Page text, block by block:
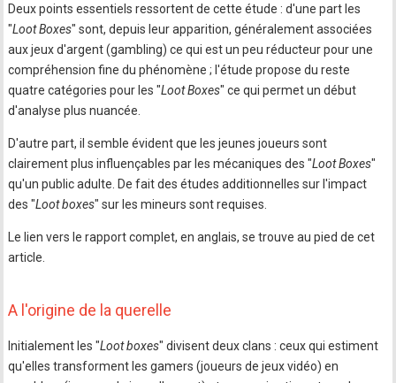
Deux points essentiels ressortent de cette étude : d'une part les
"Loot Boxes" sont, depuis leur apparition, généralement associées
aux jeux d'argent (gambling) ce qui est un peu réducteur pour une
compréhension fine du phénomène ; l'étude propose du reste
quatre catégories pour les "Loot Boxes" ce qui permet un début
d'analyse plus nuancée.
D'autre part, il semble évident que les jeunes joueurs sont
clairement plus influençables par les mécaniques des "Loot Boxes"
qu'un public adulte. De fait des études additionnelles sur l'impact
des "Loot boxes" sur les mineurs sont requises.
Le lien vers le rapport complet, en anglais, se trouve au pied de cet
article.
A l'origine de la querelle
Initialement les "Loot boxes" divisent deux clans : ceux qui estiment
qu'elles transforment les gamers (joueurs de jeux vidéo) en